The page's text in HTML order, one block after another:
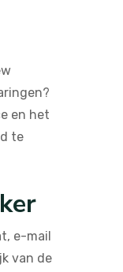
en het
te
e-mail
van de